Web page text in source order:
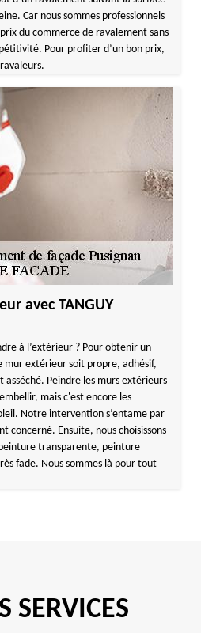
Car nous sommes professionnels
du commerce de ravalement sans
Pour profiter d’un bon prix,
avec TANGUY
à l’extérieur ? Pour obtenir un
extérieur soit propre, adhésif,
Peindre les murs extérieurs
mais c'est encore les
Notre intervention s’entame par
concerné. Ensuite, nous choisissons
transparente, peinture
fade. Nous sommes là pour tout
SERVICES